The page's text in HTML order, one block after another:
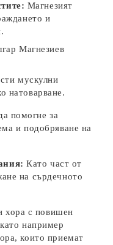
Магнезият
и
Магнезиев
мускулни
натоварване.
помогне за
и подобряване на
Като част от
на сърдечното
хора с повишен
например
които приемат